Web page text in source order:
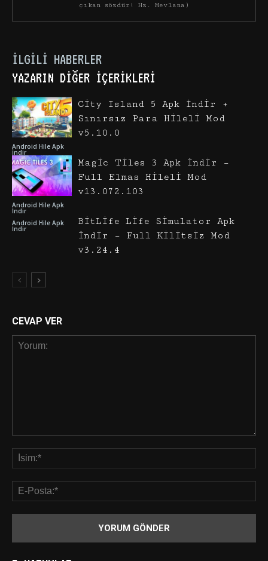
çıkan sözdür! Hz. Mevlana)
İLGILI HABERLER
YAZARIN DIĞER İÇERIKLERI
Android Hile Apk
İndir
City Island 5 Apk İndir +
Sınırsız Para Hileli Mod
v5.10.0
Android Hile Apk
İndir
Magic Tiles 3 Apk İndir –
Full Elmas Hileli Mod
v13.072.103
Android Hile Apk
İndir
BitLife Life Simulator Apk
İndir – Full Kilitsiz Mod
v3.24.4
CEVAP VER